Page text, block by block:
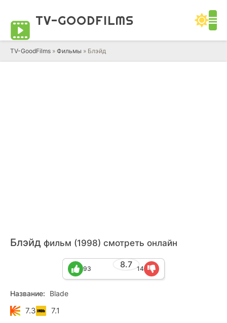
TV-GOODFILMS
TV-GoodFilms » Фильмы » Блэйд
Блэйд фильм (1998) смотреть онлайн
8.7
93 14
Название: Blade
7.3 7.1